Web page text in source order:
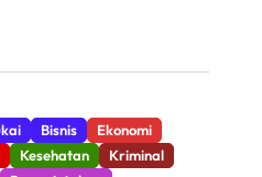
Bisnis
Ekonomi
Kesehatan
Kriminal